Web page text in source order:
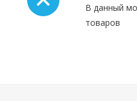
В данный
товаров